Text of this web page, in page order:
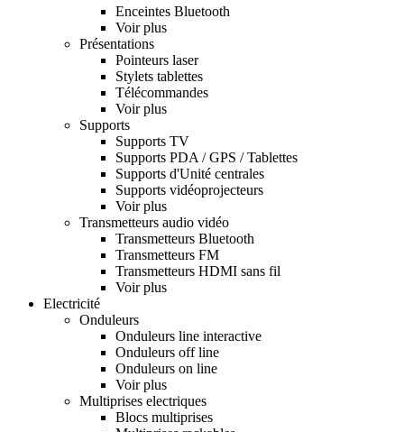
Enceintes Bluetooth
Voir plus
Présentations
Pointeurs laser
Stylets tablettes
Télécommandes
Voir plus
Supports
Supports TV
Supports PDA / GPS / Tablettes
Supports d'Unité centrales
Supports vidéoprojecteurs
Voir plus
Transmetteurs audio vidéo
Transmetteurs Bluetooth
Transmetteurs FM
Transmetteurs HDMI sans fil
Voir plus
Electricité
Onduleurs
Onduleurs line interactive
Onduleurs off line
Onduleurs on line
Voir plus
Multiprises electriques
Blocs multiprises